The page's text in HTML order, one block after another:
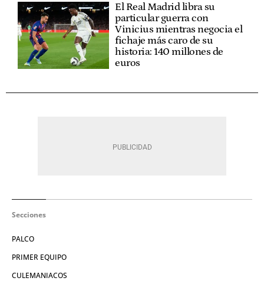
El Real Madrid libra su
particular guerra con
Vinicius mientras negocia el
fichaje más caro de su
historia: 140 millones de
euros
Secciones
PALCO
PRIMER EQUIPO
CULEMANIACOS